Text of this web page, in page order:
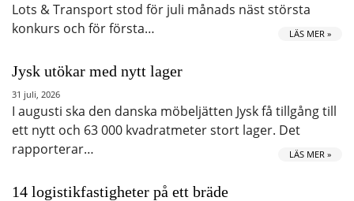
Lots & Transport stod för juli månads näst största
konkurs och för första…
LÄS MER »
Jysk utökar med nytt lager
31 juli, 2026
I augusti ska den danska möbeljätten Jysk få tillgång till
ett nytt och 63 000 kvadratmeter stort lager. Det
rapporterar…
LÄS MER »
14 logistikfastigheter på ett bräde